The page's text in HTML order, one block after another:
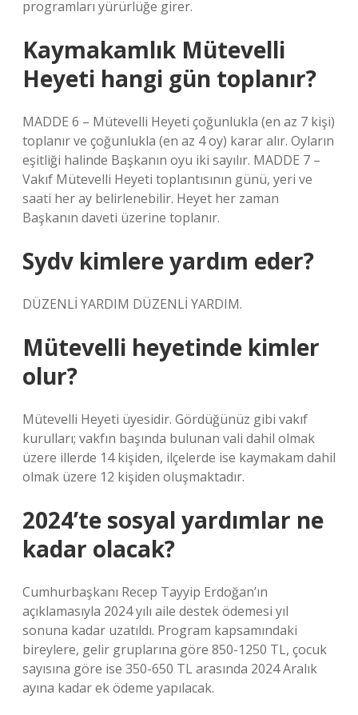
programları yürürlüğe girer.
Kaymakamlık Mütevelli
Heyeti hangi gün toplanır?
MADDE 6 – Mütevelli Heyeti çoğunlukla (en az 7 kişi)
toplanır ve çoğunlukla (en az 4 oy) karar alır. Oyların
eşitliği halinde Başkanın oyu iki sayılır. MADDE 7 –
Vakıf Mütevelli Heyeti toplantısının günü, yeri ve
saati her ay belirlenebilir. Heyet her zaman
Başkanın daveti üzerine toplanır.
Sydv kimlere yardım eder?
DÜZENLİ YARDIM DÜZENLİ YARDIM.
Mütevelli heyetinde kimler
olur?
Mütevelli Heyeti üyesidir. Gördüğünüz gibi vakıf
kurulları; vakfın başında bulunan vali dahil olmak
üzere illerde 14 kişiden, ilçelerde ise kaymakam dahil
olmak üzere 12 kişiden oluşmaktadır.
2024’te sosyal yardımlar ne
kadar olacak?
Cumhurbaşkanı Recep Tayyip Erdoğan’ın
açıklamasıyla 2024 yılı aile destek ödemesi yıl
sonuna kadar uzatıldı. Program kapsamındaki
bireylere, gelir gruplarına göre 850-1250 TL, çocuk
sayısına göre ise 350-650 TL arasında 2024 Aralık
ayına kadar ek ödeme yapılacak.